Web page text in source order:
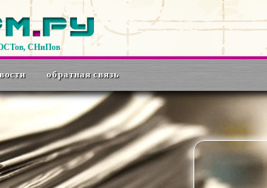
СНиПов
обратная связь